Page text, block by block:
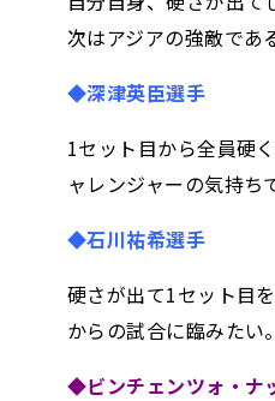
次はアジアの強敵であ
◆深津英臣選手
1セット目から全員硬
ャレンジャーの気持ち
◆石川祐希選手
硬さが出て1セット目
からの試合に臨みたい。
◆ビンチェンツォ・